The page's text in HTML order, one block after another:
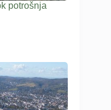
potrošnja